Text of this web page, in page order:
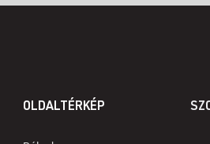
OLDALTÉRKÉP